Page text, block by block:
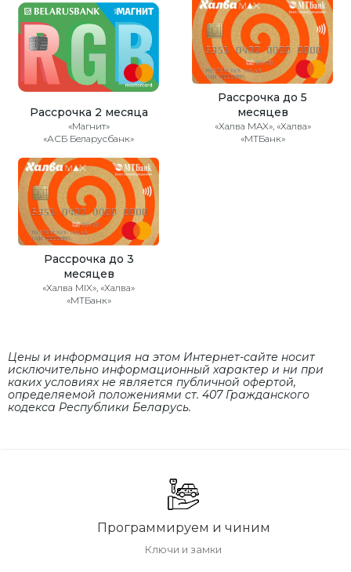
Рассрочка 2 месяца
«Магнит»
«АСБ Беларусбанк»
Рассрочка до 5
месяцев
«Халва MAX», «Халва»
«МТБанк»
Рассрочка до 3
месяцев
«Халва MIX», «Халва»
«МТБанк»
Цены и информация на этом Интернет-сайте носит
исключительно информационный характер и ни при
каких условиях не является публичной офертой,
определяемой положениями cт. 407 Гражданского
кодекса Республики Беларусь.
Программируем и чиним
Ключи и замки